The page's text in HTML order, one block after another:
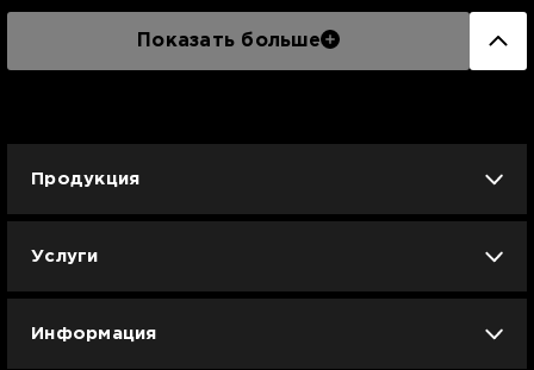
Показать больше
Продукция
Apple б/у
Услуги
Информация